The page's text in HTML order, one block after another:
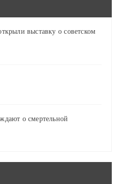
выставку о советском
о смертельной